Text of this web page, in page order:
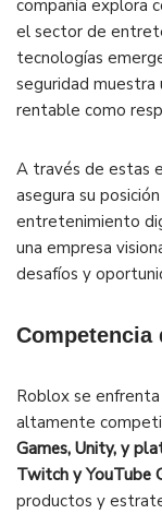
compañía explora
el sector de
tecnologías
seguridad
rentable como
A través de estas
asegura su
entretenimiento
una empresa
desafíos y
Competencia
Roblox se
altamente
Games, Unity, y
Twitch y YouTube
productos y